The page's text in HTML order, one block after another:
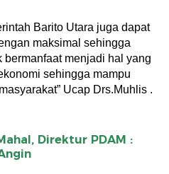
Barito Utara juga dapat
maksimal sehingga
menjadi hal yang
sehingga mampu
Ucap Drs.Muhlis .
Direktur PDAM :